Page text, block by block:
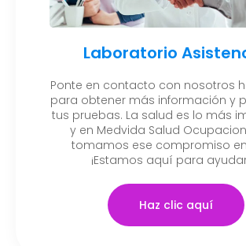
Laboratorio
Ponte en contacto con nosotros
para obtener más información y
tus pruebas. La salud es lo más
y en Medvida Salud
tomamos ese compromiso
¡Estamos aquí para
Haz clic aquí